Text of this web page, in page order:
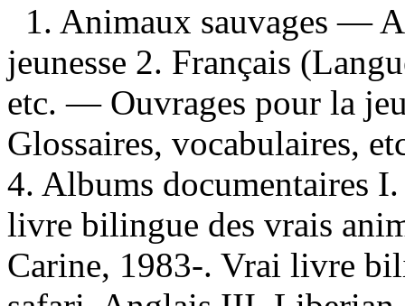
1. Animaux sauvages —
jeunesse 2. Français
etc. — Ouvrages pour la
Glossaires, vocabulaires,
4. Albums documentaires
livre bilingue des vrais
Carine, 1983-. Vrai livre